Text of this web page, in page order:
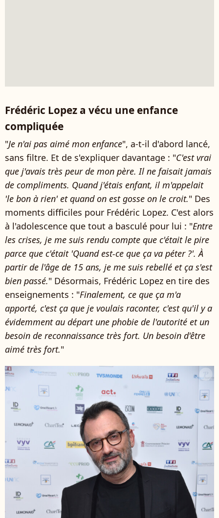
Frédéric Lopez a vécu une enfance
compliquée
"Je n'ai pas aimé mon enfance", a-t-il d'abord lancé,
sans filtre. Et de s'expliquer davantage : "C'est vrai
que j'avais très peur de mon père. Il ne faisait jamais
de compliments. Quand j'étais enfant, il m'appelait
'le bon à rien' et quand on est gosse on le croit." Des
moments difficiles pour Frédéric Lopez. C'est alors
à l'adolescence que tout a basculé pour lui : "Entre
les crises, je me suis rendu compte que c'était le pire
parce que c'était 'Quand est-ce que ça va péter ?'. À
partir de l'âge de 15 ans, je me suis rebellé et ça s'est
bien passé." Désormais, Frédéric Lopez en tire des
enseignements : "Finalement, ce que ça m'a
apporté, c'est ça que je voulais raconter, c'est qu'il y a
évidemment au départ une phobie de l'autorité et un
besoin de reconnaissance très fort. Un besoin d'être
aimé très fort."